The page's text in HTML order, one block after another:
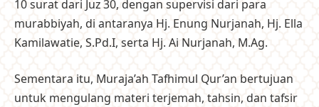
10 surat dari Juz 30, dengan supervisi dari para
murabbiyah, di antaranya Hj. Enung Nurjanah, Hj. Ella
Kamilawatie, S.Pd.I, serta Hj. Ai Nurjanah, M.Ag.
Sementara itu, Muraja’ah Tafhimul Qur’an bertujuan
untuk mengulang materi terjemah, tahsin, dan tafsir